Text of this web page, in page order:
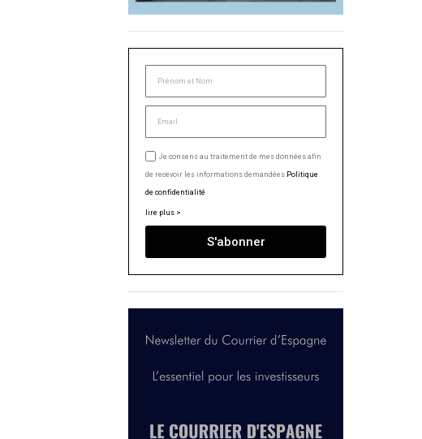
Je consens au traitement de mes données afin
de recevoir les informations demandées.Politique
de confidentialité
lire plus >
S'abonner